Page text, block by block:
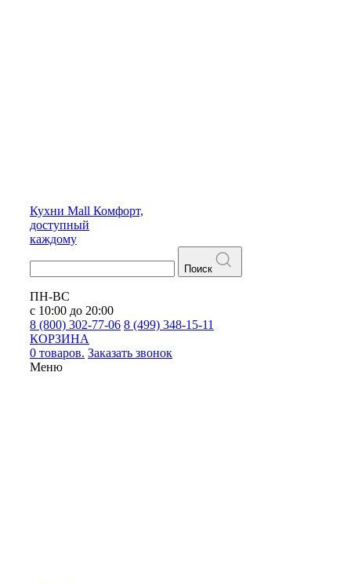
Кухни Mall Комфорт,
доступный
каждому
Поиск
ПН-ВС
с 10:00 до 20:00
8 (800) 302-77-06 8 (499) 348-15-11
КОРЗИНА
0 товаров. Заказать звонок
Меню